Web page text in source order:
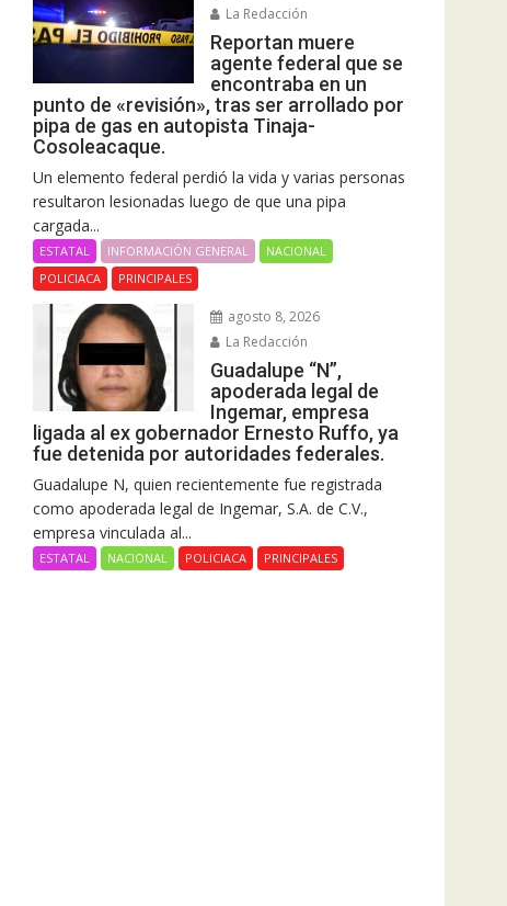
La Redacción
Reportan muere
agente federal que se
encontraba en un
punto de «revisión», tras ser arrollado por
pipa de gas en autopista Tinaja-
Cosoleacaque.
Un elemento federal perdió la vida y varias personas
resultaron lesionadas luego de que una pipa
cargada...
ESTATAL INFORMACIÓN GENERAL
NACIONAL
POLICIACA
PRINCIPALES
agosto 8, 2026
La Redacción
Guadalupe “N”,
apoderada legal de
Ingemar, empresa
ligada al ex gobernador Ernesto Ruffo, ya
fue detenida por autoridades federales.
Guadalupe N, quien recientemente fue registrada
como apoderada legal de Ingemar, S.A. de C.V.,
empresa vinculada al...
ESTATAL NACIONAL POLICIACA PRINCIPALES